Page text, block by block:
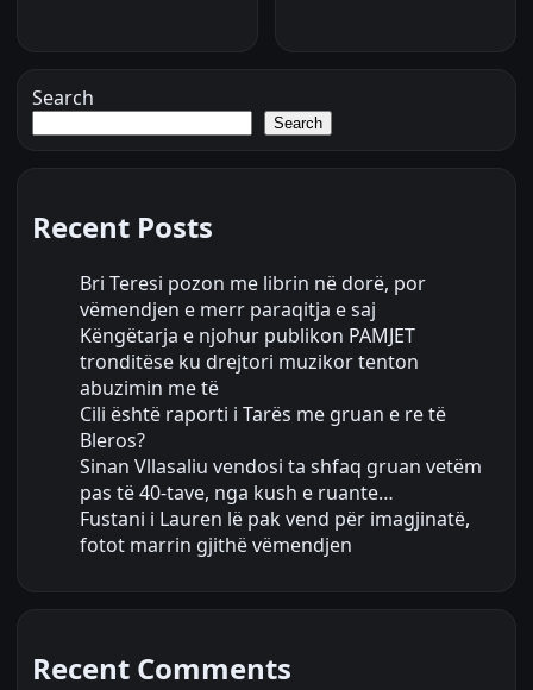
Search
Search
Recent Posts
Bri Teresi pozon me librin në dorë, por
vëmendjen e merr paraqitja e saj
Këngëtarja e njohur publikon PAMJET
tronditëse ku drejtori muzikor tenton
abuzimin me të
Cili është raporti i Tarës me gruan e re të
Bleros?
Sinan Vllasaliu vendosi ta shfaq gruan vetëm
pas të 40-tave, nga kush e ruante…
Fustani i Lauren lë pak vend për imagjinatë,
fotot marrin gjithë vëmendjen
Recent Comments